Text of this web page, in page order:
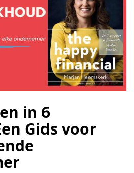
in 6
Gids voor